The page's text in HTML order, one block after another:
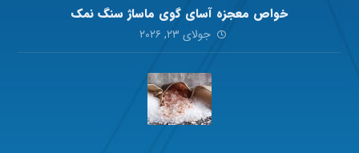
خواص معجزه آسای گوی ماساژ سنگ نمک
جولای ۲۳, ۲۰۲۶